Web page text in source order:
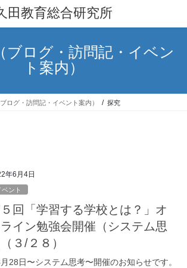
田教育総合研究所
ブログ・訪問記・イベン
ト案内）
ログ・訪問記・イベント案内） 探究
年6月4日
ベント
回「学習する学校とは？」オ
イン勉強会開催（システム思
３/２８）
28日〜システム思考〜開催のお知らせです。